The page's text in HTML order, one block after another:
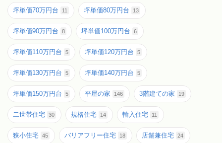
坪単価70万円台 11 坪単価80万円台 13
坪単価90万円台 8 坪単価100万円台 6
坪単価110万円台 5 坪単価120万円台 5
坪単価130万円台 5 坪単価140万円台 5
坪単価150万円台 5 平屋の家 146 3階建ての家 19
二世帯住宅 30 規格住宅 14 輸入住宅 11
狭小住宅 45 バリアフリー住宅 18 店舗兼住宅 24